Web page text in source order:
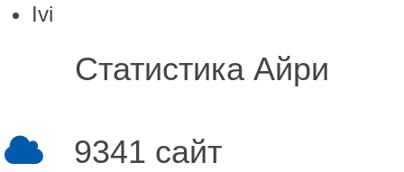
Ivi
Статистика Айри
9341 сайт